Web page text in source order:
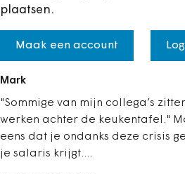
plaatsen.
Maak een account
Mark
"Sommige van mijn collega’s
werken achter de keukentafel."
eens dat je ondanks deze crisis
je salaris krijgt....